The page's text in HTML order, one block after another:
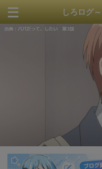
しろログ